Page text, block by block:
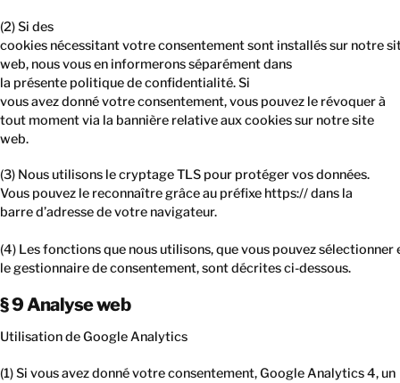
(2) Si des
cookies nécessitant votre consentement sont installés sur notre
web, nous vous en informerons séparément dans
la présente politique de confidentialité. Si
vous avez donné votre consentement, vous pouvez le révoquer à
tout moment via la bannière relative aux cookies sur notre site
web.
(3) Nous utilisons le cryptage TLS pour protéger vos données.
Vous pouvez le reconnaître grâce au préfixe https:// dans la
barre d’adresse de votre navigateur.
(4) Les fonctions que nous utilisons, que vous pouvez
le gestionnaire de consentement, sont décrites ci-dessous.
§ 9 Analyse web
Utilisation de Google Analytics
(1) Si vous avez donné votre consentement, Google Analytics 4, un